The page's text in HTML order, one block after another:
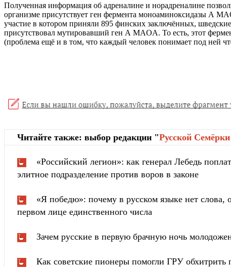
Полученная информация об адреналине и норадреналине
организме присутствует ген фермента моноаминоксидазы А
участие в котором приняли 895 финских заключённых,
присутствовал мутировавший ген А MAOA. То есть, этот
(проблема ещё и в том, что каждый человек понимает под ней
Читайте также: выбор редакции "Русской Cемёрки
«Российский легион»: как генерал Лебедь
элитное подразделение против воров в законе
«Я победю»: почему в русском языке нет слова,
первом лице единственного числа
Зачем русские в первую брачную ночь
Как советские пионеры помогли ГРУ